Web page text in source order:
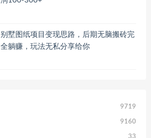
别墅图纸项目变现思路，后期无脑搬砖完
全躺赚，玩法无私分享给你
9719
9160